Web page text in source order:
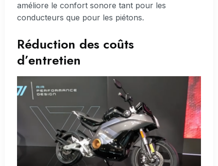
améliore le confort sonore tant pour les
conducteurs que pour les piétons.
Réduction des coûts
d’entretien